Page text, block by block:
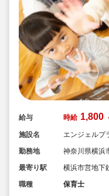
給与 時給 1,800
施設名
エンジェルプ
勤務地
神奈川県横浜
最寄り駅
横浜市営地下
職種
保育士